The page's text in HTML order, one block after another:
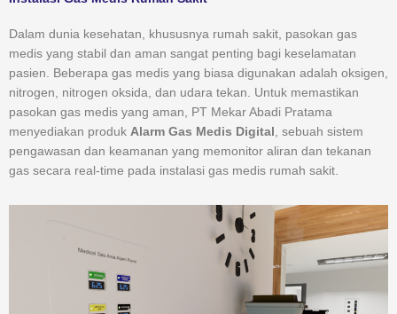
Dalam dunia kesehatan, khususnya rumah sakit, pasokan gas
medis yang stabil dan aman sangat penting bagi keselamatan
pasien. Beberapa gas medis yang biasa digunakan adalah oksigen,
nitrogen, nitrogen oksida, dan udara tekan. Untuk memastikan
pasokan gas medis yang aman, PT Mekar Abadi Pratama
menyediakan produk Alarm Gas Medis Digital , sebuah sistem
pengawasan dan keamanan yang memonitor aliran dan tekanan
gas secara real-time pada instalasi gas medis rumah sakit.